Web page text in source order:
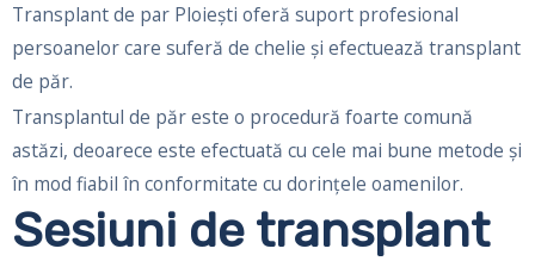
Transplant de par Ploieşti oferă suport profesional
persoanelor care suferă de chelie şi efectuează transplant
de păr.
Transplantul de păr este o procedură foarte comună
astăzi, deoarece este efectuată cu cele mai bune metode și
în mod fiabil în conformitate cu dorințele oamenilor.
Sesiuni de transplant